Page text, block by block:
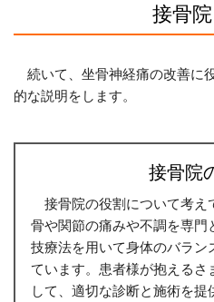
接骨
続いて、坐骨神経痛の改善に
的な説明をします。
接骨院
接骨院の役割について考え
骨や関節の痛みや不調を専門
技療法を用いて身体のバラン
ています。患者様が抱えるさ
して、適切な診断と施術を